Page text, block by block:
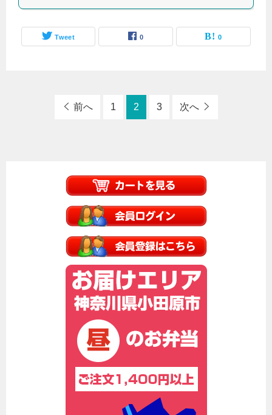
Tweet 0 0
前へ 1 2 3 次へ